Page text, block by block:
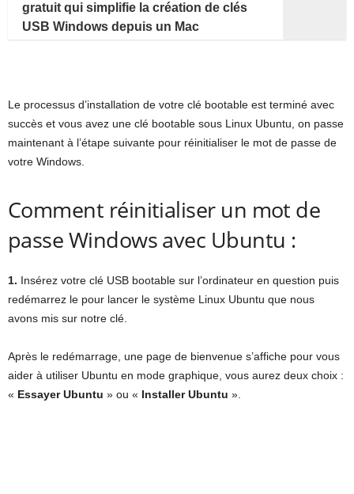
gratuit qui simplifie la création de clés
USB Windows depuis un Mac
Le processus d’installation de votre clé bootable est terminé avec
succès et vous avez une clé bootable sous Linux Ubuntu, on passe
maintenant à l’étape suivante pour réinitialiser le mot de passe de
votre Windows.
Comment réinitialiser un mot de
passe Windows avec Ubuntu :
1. Insérez votre clé USB bootable sur l’ordinateur en question puis
redémarrez le pour lancer le système Linux Ubuntu que nous
avons mis sur notre clé.
Après le redémarrage, une page de bienvenue s’affiche pour vous
aider à utiliser Ubuntu en mode graphique, vous aurez deux choix :
« Essayer Ubuntu » ou « Installer Ubuntu ».